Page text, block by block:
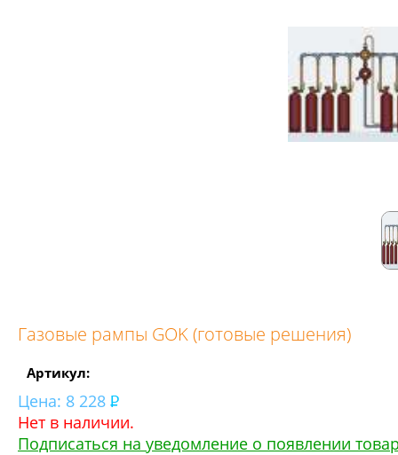
Газовые рампы GOK (готовые решения)
Артикул:
Цена: 8 228
Нет в наличии.
Подписаться на уведомление о появлении